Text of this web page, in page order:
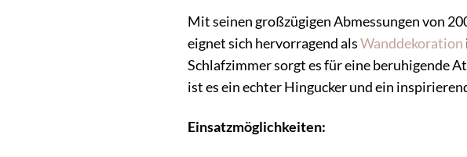
Mit seinen großzügigen Abmessungen von
eignet sich hervorragend alsWanddekoration
Schlafzimmer sorgt es für eine beruhigende
ist es ein echter Hingucker und ein
Einsatzmöglichkeiten: